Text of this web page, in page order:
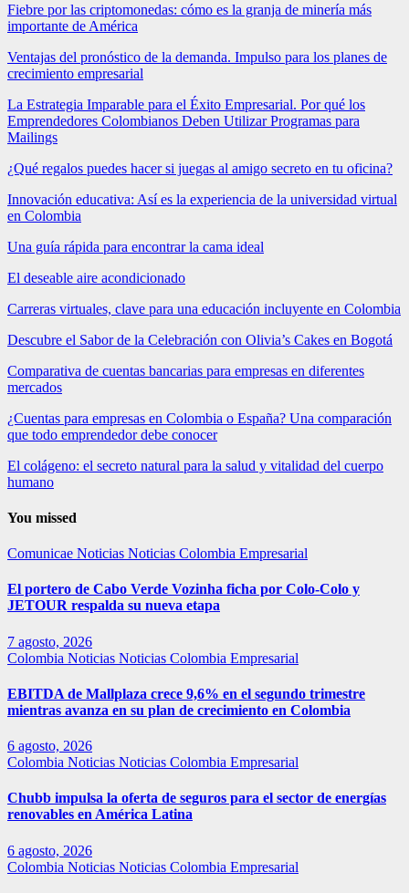
Fiebre por las criptomonedas: cómo es la granja de minería más
importante de América
Ventajas del pronóstico de la demanda. Impulso para los planes de
crecimiento empresarial
La Estrategia Imparable para el Éxito Empresarial. Por qué los
Emprendedores Colombianos Deben Utilizar Programas para
Mailings
¿Qué regalos puedes hacer si juegas al amigo secreto en tu oficina?
Innovación educativa: Así es la experiencia de la universidad virtual
en Colombia
Una guía rápida para encontrar la cama ideal
El deseable aire acondicionado
Carreras virtuales, clave para una educación incluyente en Colombia
Descubre el Sabor de la Celebración con Olivia’s Cakes en Bogotá
Comparativa de cuentas bancarias para empresas en diferentes
mercados
¿Cuentas para empresas en Colombia o España? Una comparación
que todo emprendedor debe conocer
El colágeno: el secreto natural para la salud y vitalidad del cuerpo
humano
You missed
Comunicae Noticias Noticias Colombia Empresarial
El portero de Cabo Verde Vozinha ficha por Colo-Colo y
JETOUR respalda su nueva etapa
7 agosto, 2026
Colombia Noticias Noticias Colombia Empresarial
EBITDA de Mallplaza crece 9,6% en el segundo trimestre
mientras avanza en su plan de crecimiento en Colombia
6 agosto, 2026
Colombia Noticias Noticias Colombia Empresarial
Chubb impulsa la oferta de seguros para el sector de energías
renovables en América Latina
6 agosto, 2026
Colombia Noticias Noticias Colombia Empresarial